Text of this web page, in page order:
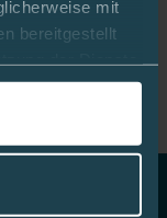
mit
bereitgestellt